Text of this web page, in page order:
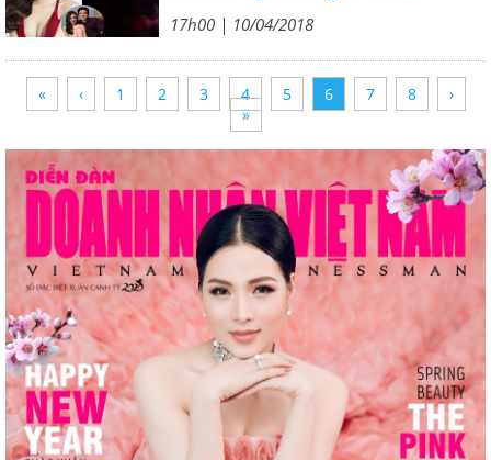
17h00 | 10/04/2018
« ‹ 1 2 3 4 5 6 7 8
›
»